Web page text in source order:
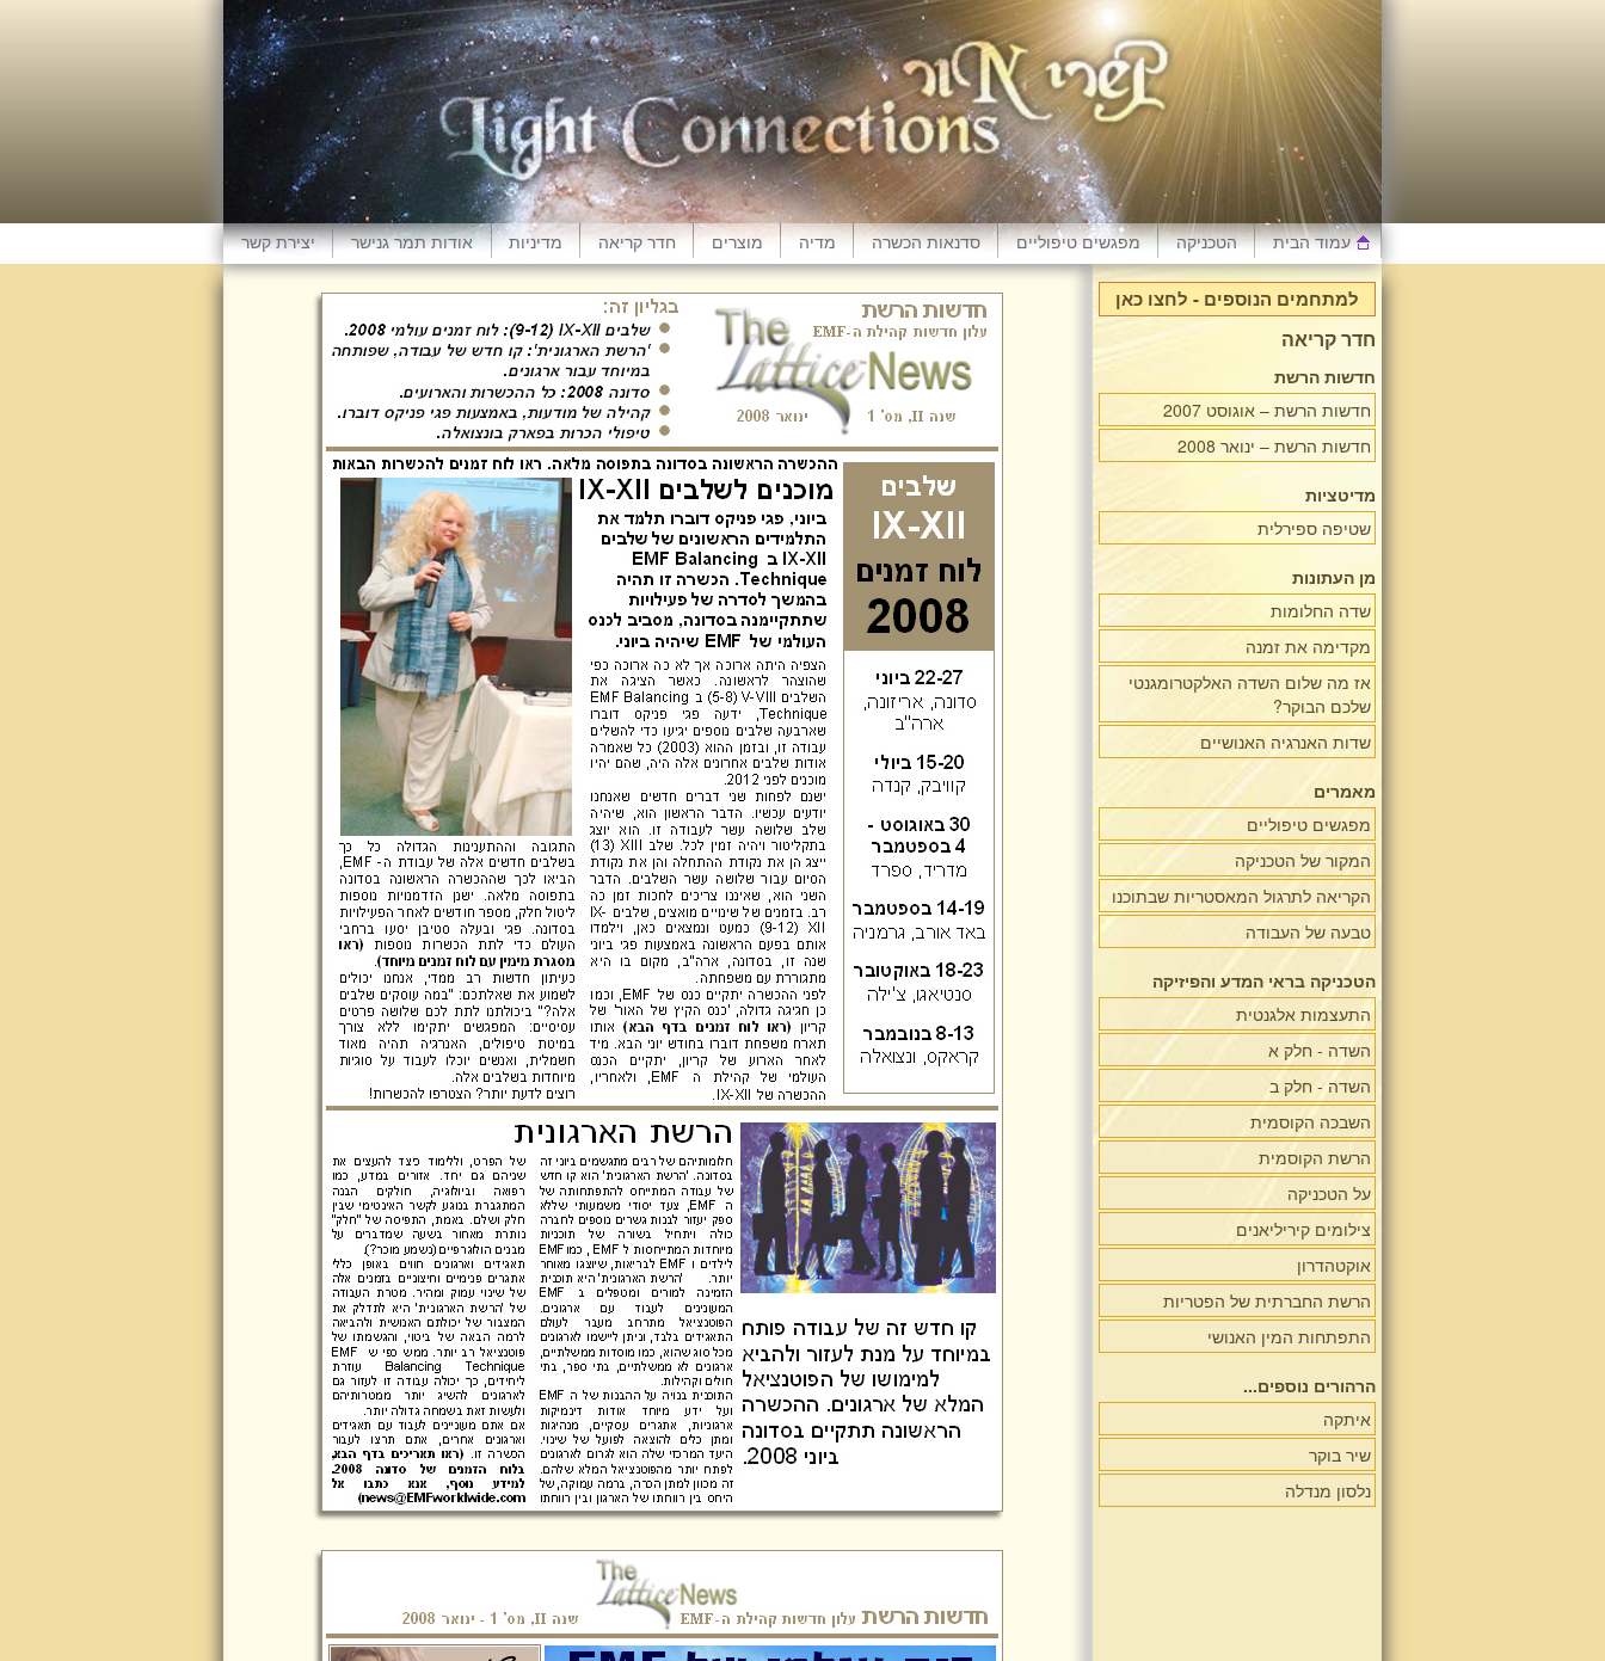
עמוד הבית הטכניקה מפגשים טיפוליים סדנאות הכשרה מדיה מוצרים חדר קריאה מדיניות אודות תמר גנישר יצירת קשר
למתחמים הנוספים - לחצו כאן
חדר קריאה
חדשות הרשת
חדשות הרשת – אוגוסט 2007
חדשות הרשת – ינואר 2008
מדיטציות
שטיפה ספירלית
מן העתונות
שדה החלומות
מקדימה את זמנה
אז מה שלום השדה האלקטרומגנטי
שלכם הבוקר?
שדות האנרגיה האנושיים
מאמרים
מפגשים טיפוליים
המקור של הטכניקה
הקריאה לתרגול המאסטריות שבתוכנו
טבעה של העבודה
הטכניקה בראי המדע והפיזיקה
התעצמות אלגנטית
השדה - חלק א
השדה - חלק ב
השבכה הקוסמית
הרשת הקוסמית
על הטכניקה
צילומים קיריליאנים
אוקטהדרון
הרשת החברתית של הפטריות
התפתחות המין האנושי
הרהורים נוספים...
איתקה
שיר בוקר
נלסון מנדלה